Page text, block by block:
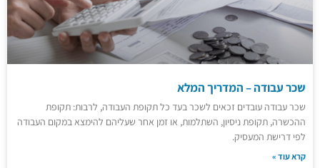
שכר עבודה – המדריך המלא
שכר עבודה עובדים זכאים לשכר בעד כל תקופת העבודה, לרבות: תקופת
ההכשרה, תקופת ניסיון, השתלמות, או זמן אחר שעליהם להימצא במקום העבודה
לפי דרישת המעסיק.
קרא עוד »